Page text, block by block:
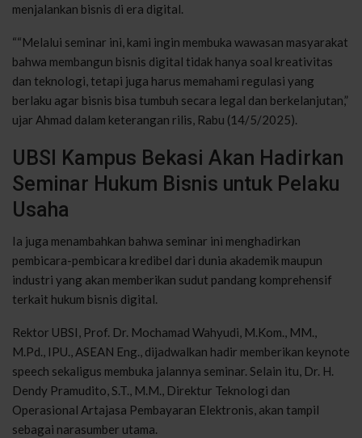
menjalankan bisnis di era digital.
““Melalui seminar ini, kami ingin membuka wawasan masyarakat
bahwa membangun bisnis digital tidak hanya soal kreativitas
dan teknologi, tetapi juga harus memahami regulasi yang
berlaku agar bisnis bisa tumbuh secara legal dan berkelanjutan,”
ujar Ahmad dalam keterangan rilis, Rabu (14/5/2025).
UBSI Kampus Bekasi Akan Hadirkan
Seminar Hukum Bisnis untuk Pelaku
Usaha
Ia juga menambahkan bahwa seminar ini menghadirkan
pembicara-pembicara kredibel dari dunia akademik maupun
industri yang akan memberikan sudut pandang komprehensif
terkait hukum bisnis digital.
Rektor UBSI, Prof. Dr. Mochamad Wahyudi, M.Kom., MM.,
M.Pd., IPU., ASEAN Eng., dijadwalkan hadir memberikan keynote
speech sekaligus membuka jalannya seminar. Selain itu, Dr. H.
Dendy Pramudito, S.T., M.M., Direktur Teknologi dan
Operasional Artajasa Pembayaran Elektronis, akan tampil
sebagai narasumber utama.